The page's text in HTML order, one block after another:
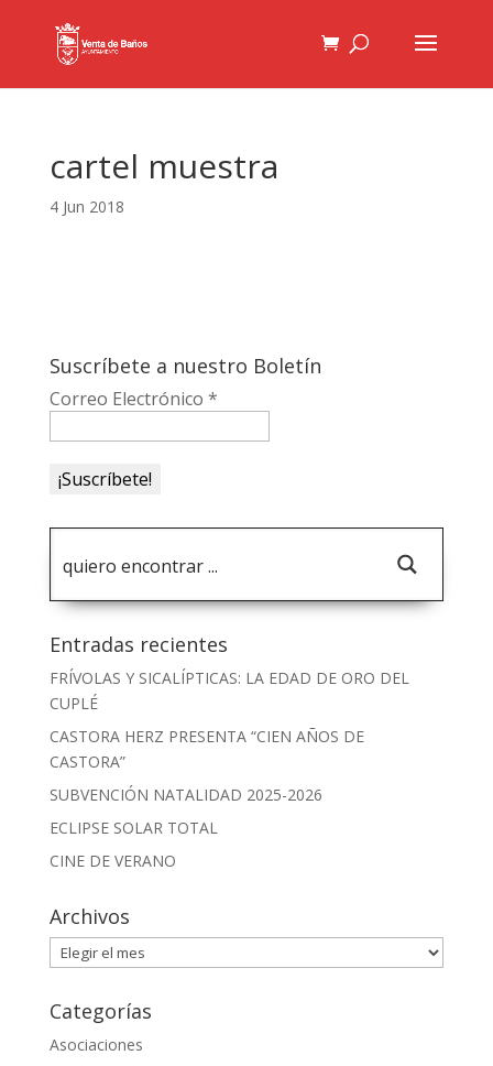
cartel muestra
4 Jun 2018
Suscríbete a nuestro Boletín
Correo Electrónico *
Entradas recientes
FRÍVOLAS Y SICALÍPTICAS: LA EDAD DE ORO DEL
CUPLÉ
CASTORA HERZ PRESENTA “CIEN AÑOS DE
CASTORA”
SUBVENCIÓN NATALIDAD 2025-2026
ECLIPSE SOLAR TOTAL
CINE DE VERANO
Archivos
Archivos
Categorías
Asociaciones